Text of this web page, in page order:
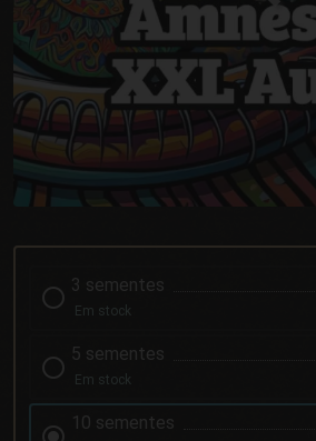
3 sementes
Em stock
5 sementes
Em stock
10 sementes